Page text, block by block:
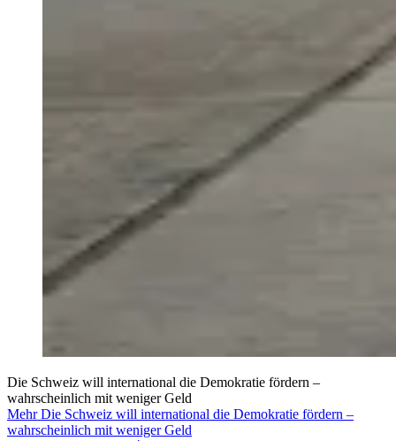
Die Schweiz will international die Demokratie fördern –
wahrscheinlich mit weniger Geld
Mehr Die Schweiz will international die Demokratie fördern –
wahrscheinlich mit weniger Geld